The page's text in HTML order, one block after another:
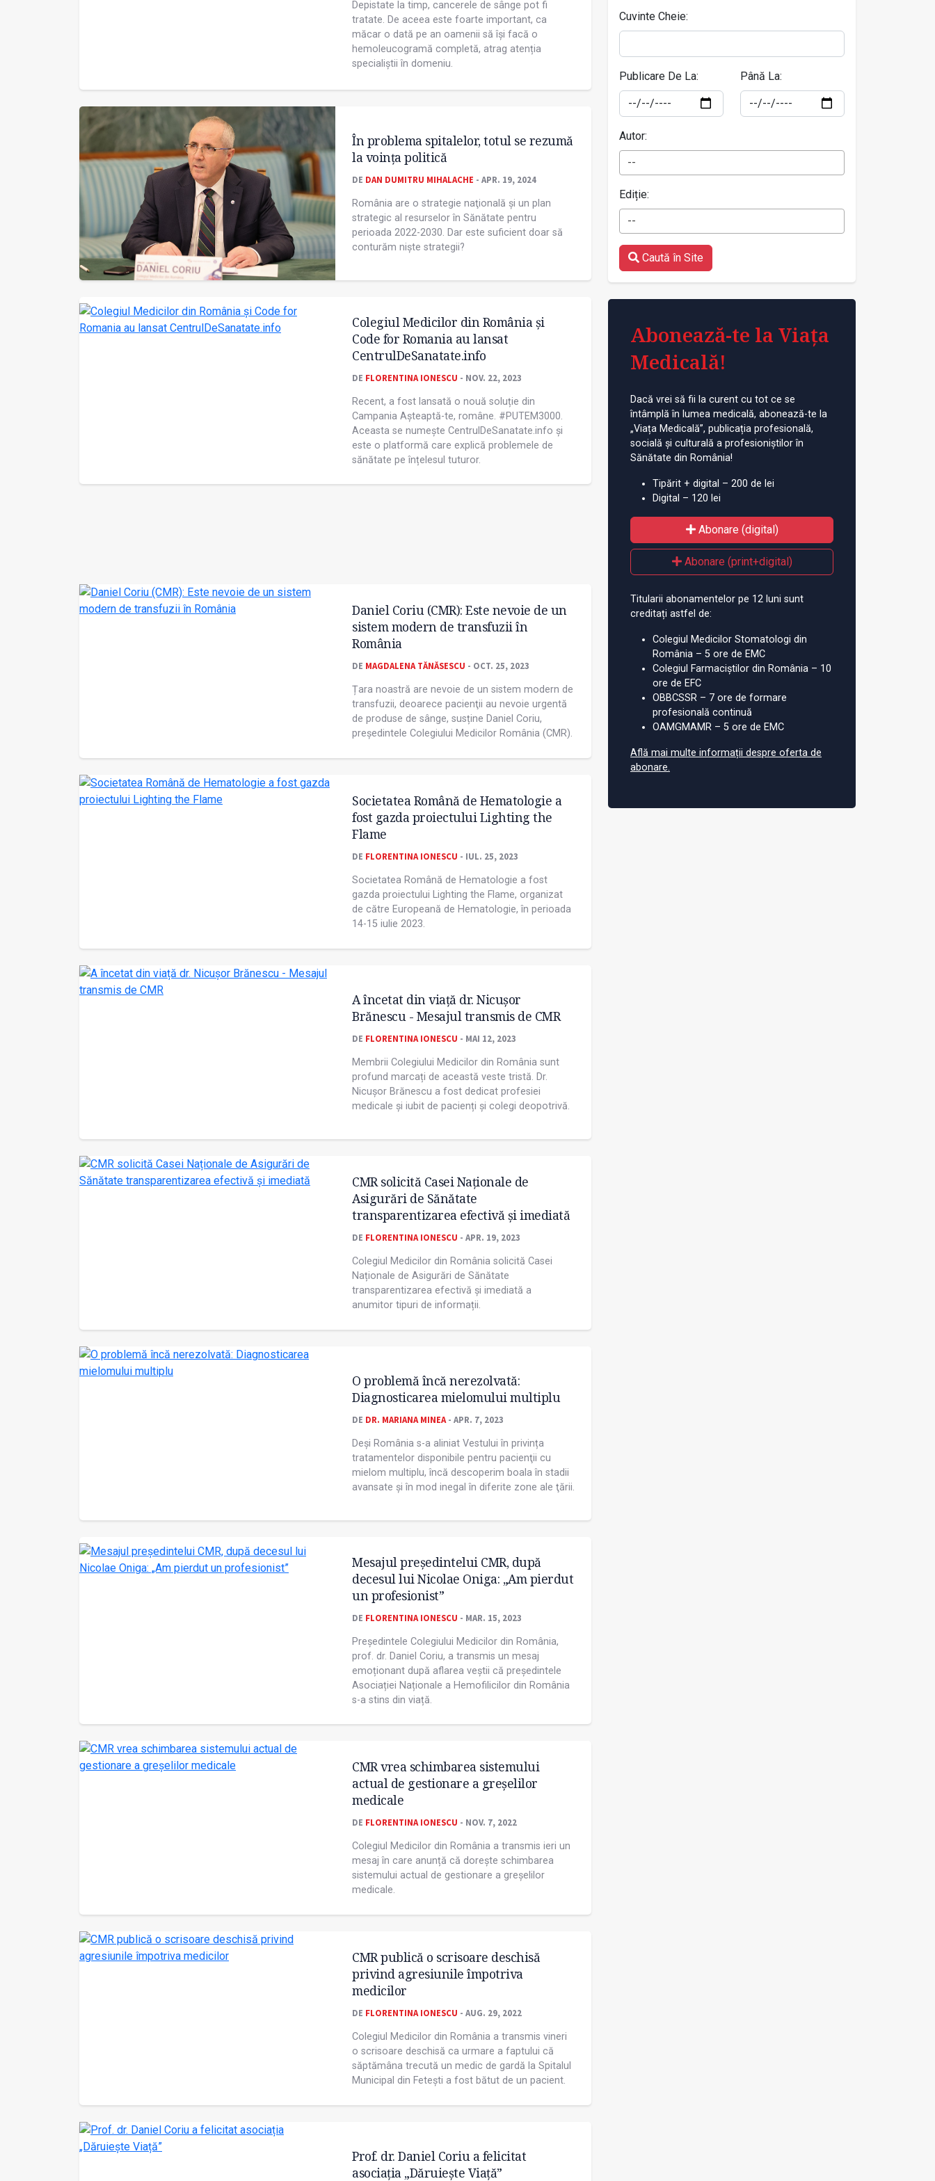
Depistate la timp, cancerele de sânge pot fi
tratate. De aceea este foarte important, ca
măcar o dată pe an oamenii să își facă o
hemoleucogramă completă, atrag atenția
specialiștii în domeniu.
În problema spitalelor, totul se rezumă
la voinţa politică
DE DAN DUMITRU MIHALACHE - APR. 19, 2024
România are o strategie naţională și un plan
strategic al resurselor în Sănătate pentru
perioada 2022-2030. Dar este suficient doar să
conturăm niște strategii?
Colegiul Medicilor din România și
Code for Romania au lansat
CentrulDeSanatate.info
DE FLORENTINA IONESCU - NOV. 22, 2023
Recent, a fost lansată o nouă soluție din
Campania Așteaptă-te, române. #PUTEM3000.
Aceasta se numește CentrulDeSanatate.info și
este o platformă care explică problemele de
sănătate pe înțelesul tuturor.
Daniel Coriu (CMR): Este nevoie de un
sistem modern de transfuzii în
România
DE MAGDALENA TĂNĂSESCU - OCT. 25, 2023
Țara noastră are nevoie de un sistem modern de
transfuzii, deoarece pacienţii au nevoie urgentă
de produse de sânge, susține Daniel Coriu,
preşedintele Colegiului Medicilor România (CMR).
Societatea Română de Hematologie a
fost gazda proiectului Lighting the
Flame
DE FLORENTINA IONESCU - IUL. 25, 2023
Societatea Română de Hematologie a fost
gazda proiectului Lighting the Flame, organizat
de către Europeană de Hematologie, în perioada
14-15 iulie 2023.
A încetat din viață dr. Nicușor
Brănescu - Mesajul transmis de CMR
DE FLORENTINA IONESCU - MAI 12, 2023
Membrii Colegiului Medicilor din România sunt
profund marcați de această veste tristă. Dr.
Nicușor Brănescu a fost dedicat profesiei
medicale și iubit de pacienți și colegi deopotrivă.
CMR solicită Casei Naționale de
Asigurări de Sănătate
transparentizarea efectivă și imediată
DE FLORENTINA IONESCU - APR. 19, 2023
Colegiul Medicilor din România solicită Casei
Naționale de Asigurări de Sănătate
transparentizarea efectivă și imediată a
anumitor tipuri de informații.
O problemă încă nerezolvată:
Diagnosticarea mielomului multiplu
DE DR. MARIANA MINEA - APR. 7, 2023
Deși România s-a aliniat Vestului în privința
tratamentelor disponibile pentru pacienţii cu
mielom multiplu, încă descoperim boala în stadii
avansate și în mod inegal în diferite zone ale ţării.
Mesajul președintelui CMR, după
decesul lui Nicolae Oniga: „Am pierdut
un profesionist”
DE FLORENTINA IONESCU - MAR. 15, 2023
Președintele Colegiului Medicilor din România,
prof. dr. Daniel Coriu, a transmis un mesaj
emoționant după aflarea veștii că președintele
Asociației Naționale a Hemofilicilor din România
s-a stins din viață.
CMR vrea schimbarea sistemului
actual de gestionare a greșelilor
medicale
DE FLORENTINA IONESCU - NOV. 7, 2022
Colegiul Medicilor din România a transmis ieri un
mesaj în care anunță că dorește schimbarea
sistemului actual de gestionare a greșelilor
medicale.
CMR publică o scrisoare deschisă
privind agresiunile împotriva
medicilor
DE FLORENTINA IONESCU - AUG. 29, 2022
Colegiul Medicilor din România a transmis vineri
o scrisoare deschisă ca urmare a faptului că
săptămâna trecută un medic de gardă la Spitalul
Municipal din Fetești a fost bătut de un pacient.
Prof. dr. Daniel Coriu a felicitat
asociația „Dăruiește Viață”
Cuvinte Cheie:
Publicare De La: Până La:
Autor:
--
Ediție:
--
Caută în Site
Abonează-te la Viața
Medicală!
Dacă vrei să fii la curent cu tot ce se
întâmplă în lumea medicală, abonează-te la
„Viața Medicală”, publicația profesională,
socială și culturală a profesioniștilor în
Sănătate din România!
Tipărit + digital – 200 de lei
Digital – 120 lei
Abonare (digital)
Abonare (print+digital)
Titularii abonamentelor pe 12 luni sunt
creditați astfel de:
Colegiul Medicilor Stomatologi din
România – 5 ore de EMC
Colegiul Farmaciștilor din România – 10
ore de EFC
OBBCSSR – 7 ore de formare
profesională continuă
OAMGMAMR – 5 ore de EMC
Află mai multe informații despre oferta de
abonare.